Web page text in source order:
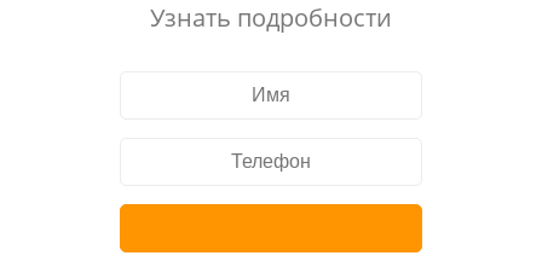
Узнать подробности